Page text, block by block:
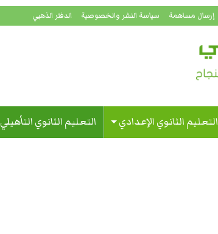
إرسال مساهمة سياسة النشر والخصوصية الدفتر الذهبي
التعليم الثانوي الإعدادي التعليم الثانوي التأهيلي